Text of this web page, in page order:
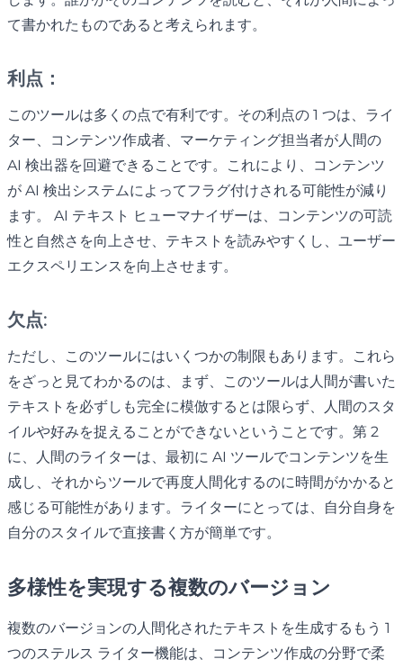
て書かれたものであると考えられます。
利点：
このツールは多くの点で有利です。その利点の 1 つは、ライ
ター、コンテンツ作成者、マーケティング担当者が人間の
AI 検出器を回避できることです。これにより、コンテンツ
が AI 検出システムによってフラグ付けされる可能性が減り
ます。 AI テキスト ヒューマナイザーは、コンテンツの可読
性と自然さを向上させ、テキストを読みやすくし、ユーザー
エクスペリエンスを向上させます。
欠点:
ただし、このツールにはいくつかの制限もあります。これら
をざっと見てわかるのは、まず、このツールは人間が書いた
テキストを必ずしも完全に模倣するとは限らず、人間のスタ
イルや好みを捉えることができないということです。第 2
に、人間のライターは、最初に AI ツールでコンテンツを生
成し、それからツールで再度人間化するのに時間がかかると
感じる可能性があります。ライターにとっては、自分自身を
自分のスタイルで直接書く方が簡単です。
多様性を実現する複数のバージョン
複数のバージョンの人間化されたテキストを生成するもう 1
つのステルス ライター機能は、コンテンツ作成の分野で柔